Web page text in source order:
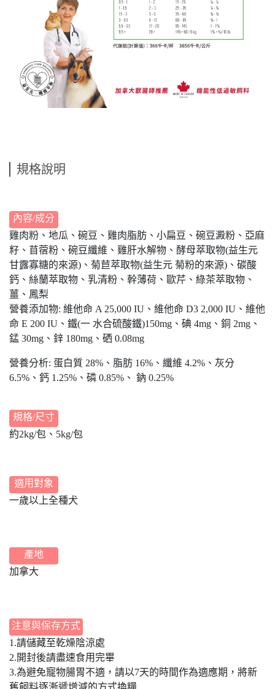
規格說明
內容/成分
雞肉粉、地瓜、碗豆、雞肉脂肪、小扁豆、碗豆澱粉、亞麻
籽、苜蓿粉、碗豆纖維、雞肝水解物、酵母萃取物(益生元
甘露寡糖的來源)、菊苣萃取物(益生元 菊粉的來源)、碳酸
鈣、絲蘭萃取物、乳清粉、幹薄荷、歐芹、綠茶萃取物、
薑、鳳梨
營養添加物: 維他命 A 25,000 IU、維他命 D3 2,000 IU、維他
命 E 200 IU、鐵(一 水合硫酸鐵)150mg、碘 4mg、銅 2mg、
錳 30mg、鋅 180mg、硒 0.08mg
營養分析: 蛋白質 28%、脂肪 16%、纖維 4.2%、灰分
6.5%、鈣 1.25%、磷 0.85%、 鈉 0.25%
規格/尺寸
約2kg/包、5kg/包
適用對象
一歲以上全種犬
產地
加拿大
注意與保存方式
1.請儲藏至乾燥陰涼處
2.開封後請盡速食用完畢
3.為避免寵物腸胃不適，請以7天的時間作為適應期，將新
舊飼料逐漸遞增減的方式換糧